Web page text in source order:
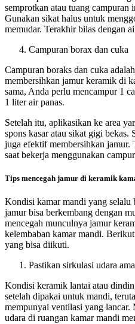
semprotkan atau tuang campuran
Gunakan sikat halus untuk
memudar. Terakhir bilas dengan
Campuran borax dan cuka
Campuran boraks dan cuka
membersihkan jamur keramik di
sama, Anda perlu mencampur 1
1 liter air panas.
Setelah itu, aplikasikan ke area
spons kasar atau sikat gigi bekas.
juga efektif membersihkan jamur.
saat bekerja menggunakan
Tips mencegah jamur di keramik
Kondisi kamar mandi yang selalu
jamur bisa berkembang dengan
mencegah munculnya jamur
kelembaban kamar mandi.
yang bisa diikuti.
Pastikan sirkulasi udara
Kondisi keramik lantai atau
setelah dipakai untuk mandi,
mempunyai ventilasi yang
udara di ruangan kamar mandi